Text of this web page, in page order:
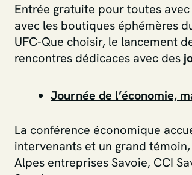
Entrée gratuite pour toutes
avec les boutiques éphémères
UFC-Que choisir, le lancement
rencontres dédicaces avec des
Journée de l’économie,
La conférence économique
intervenants et un grand
Alpes entreprises Savoie, CCI